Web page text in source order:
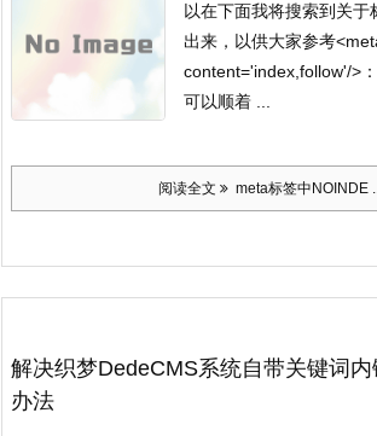
以在下面我将搜索到关
出来，以供大家参考
content='index,follow'/>
可以顺着 ...
阅读全文 meta标签中NOINDE
解决织梦DedeCMS系统自带关键词
办法